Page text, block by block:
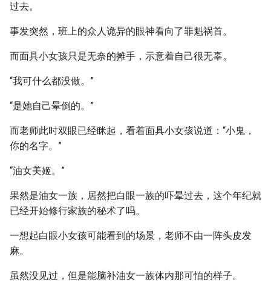
过去。
事发突然，班上的众人诡异的眼神看向了罪魁祸首。
而面具小女孩只是无奈的摊手，示意着自己很无辜。
“我可什么都没做。”
“是她自己晕倒的。”
而老师此时双眼已经眯起，看着面具小女孩说道：“小鬼，
你的名字。”
“油女美姬。”
果然是油女一族，居然把白眼一族的吓晕过去，这个年纪就
已经开始修行家族的秘术了吗。
一想起白眼小女孩可能看到的场景，老师不由一阵头皮发
麻。
虽然没见过，但是能脑补油女一族体内那可怕的样子。